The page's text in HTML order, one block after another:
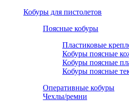
Кобуры для пистолетов
Поясные кобуры
Пластиковые
Кобуры поясные
Кобуры поясные
Кобуры поясные
Оперативные кобуры
Чехлы/ремни